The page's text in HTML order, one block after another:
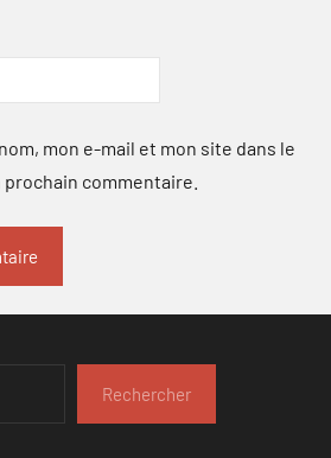
mon e-mail et mon site dans le
commentaire.
Rechercher